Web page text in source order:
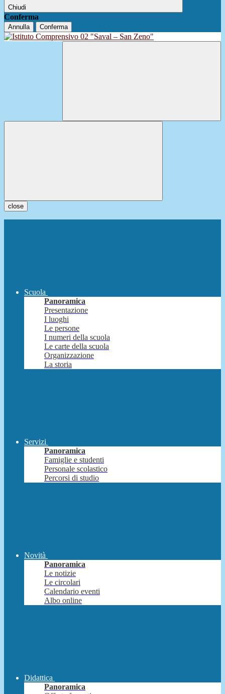
Chiudi
Conferma
Annulla Conferma
close
Scuola
Panoramica
Presentazione
I luoghi
Le persone
I numeri della scuola
Le carte della scuola
Organizzazione
La storia
Servizi
Panoramica
Famiglie e studenti
Personale scolastico
Percorsi di studio
Novità
Panoramica
Le notizie
Le circolari
Calendario eventi
Albo online
Didattica
Panoramica